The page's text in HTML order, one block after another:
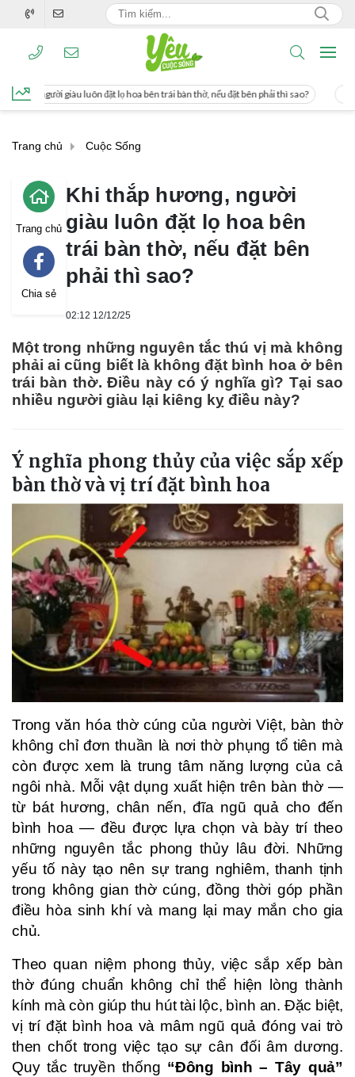
lọ hoa bên trái bàn thờ, nếu đặt bên phải thì sao? Cách uống nước mía
Trang chủ Cuộc Sống
Trang chủ
Chia sẻ
Khi thắp hương, người
giàu luôn đặt lọ hoa bên
trái bàn thờ, nếu đặt bên
phải thì sao?
02:12 12/12/25
Một trong những nguyên tắc thú vị mà không
phải ai cũng biết là không đặt bình hoa ở bên
trái bàn thờ. Điều này có ý nghĩa gì? Tại sao
nhiều người giàu lại kiêng kỵ điều này?
Ý nghĩa phong thủy của việc sắp xếp
bàn thờ và vị trí đặt bình hoa
Trong văn hóa thờ cúng của người Việt, bàn thờ
không chỉ đơn thuần là nơi thờ phụng tổ tiên mà
còn được xem là trung tâm năng lượng của cả
ngôi nhà. Mỗi vật dụng xuất hiện trên bàn thờ —
từ bát hương, chân nến, đĩa ngũ quả cho đến
bình hoa — đều được lựa chọn và bày trí theo
những nguyên tắc phong thủy lâu đời. Những
yếu tố này tạo nên sự trang nghiêm, thanh tịnh
trong không gian thờ cúng, đồng thời góp phần
điều hòa sinh khí và mang lại may mắn cho gia
chủ.
Theo quan niệm phong thủy, việc sắp xếp bàn
thờ đúng chuẩn không chỉ thể hiện lòng thành
kính mà còn giúp thu hút tài lộc, bình an. Đặc biệt,
vị trí đặt bình hoa và mâm ngũ quả đóng vai trò
then chốt trong việc tạo sự cân đối âm dương.
Quy tắc truyền thống “Đông bình – Tây quả”